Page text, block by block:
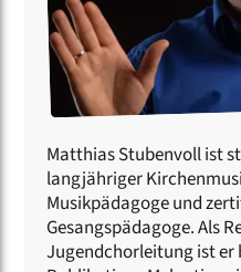
Matthias Stubenvoll ist
langjähriger
Musikpädagoge und
Gesangspädagoge. Als
Jugendchorleitung ist er